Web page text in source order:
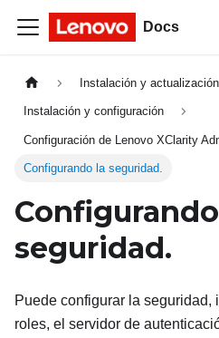
Docs
Instalación y actualización
Instalación y configuración
Configuración de Lenovo XClarity
Configurando la seguridad.
seguridad.
Puede configurar la seguridad,
roles, el servidor de